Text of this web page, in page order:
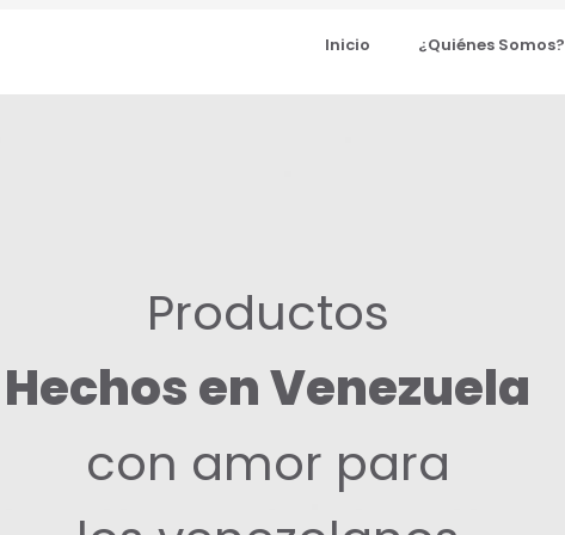
Inicio ¿Quiénes Somos?
Productos
Hechos en Venezuela
con amor para